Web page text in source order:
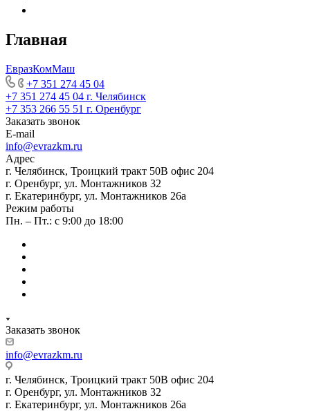
Главная
ЕвразКомМаш
+7 351 274 45 04
+7 351 274 45 04 г. Челябинск
+7 353 266 55 51 г. Оренбург
Заказать звонок
E-mail
info@evrazkm.ru
Адрес
г. Челябинск, Троицкий тракт 50В офис 204
г. Оренбург, ул. Монтажников 32
г. Екатеринбург, ул. Монтажников 26а
Режим работы
Пн. – Пт.: с 9:00 до 18:00
Заказать звонок
info@evrazkm.ru
г. Челябинск, Троицкий тракт 50В офис 204
г. Оренбург, ул. Монтажников 32
г. Екатеринбург, ул. Монтажников 26а